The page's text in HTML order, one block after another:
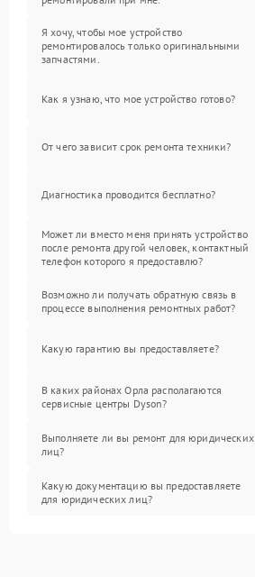
Я хочу, чтобы мое устройство
ремонтировалось только оригинальными
запчастями.
Как я узнаю, что мое устройство готово?
От чего зависит срок ремонта техники?
Диагностика проводится бесплатно?
Может ли вместо меня принять устройство
после ремонта другой человек, контактный
телефон которого я предоставлю?
Возможно ли получать обратную связь в
процессе выполнения ремонтных работ?
Какую гарантию вы предоставляете?
В каких районах Орла располагаются
сервисные центры Dyson?
Выполняете ли вы ремонт для юридических
лиц?
Какую документацию вы предоставляете
для юридических лиц?